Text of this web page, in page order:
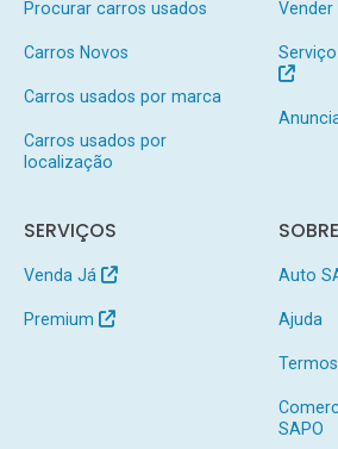
Procurar carros usados
Carros Novos
Carros usados por marca
Carros usados por
localização
Vender
SERVIÇOS
Venda Já
Premium
Auto
Ajuda
SAPO